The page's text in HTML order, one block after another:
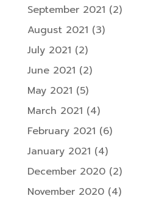
September 2021 (2)
August 2021 (3)
July 2021 (2)
June 2021 (2)
May 2021 (5)
March 2021 (4)
February 2021 (6)
January 2021 (4)
December 2020(2)
November 2020(4)